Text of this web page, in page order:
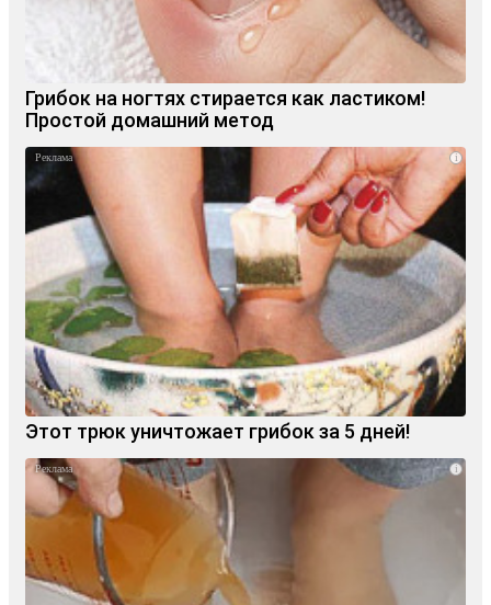
Грибок на ногтях стирается как ластиком!
Простой домашний метод
i
Этот трюк уничтожает грибок за 5 дней!
i